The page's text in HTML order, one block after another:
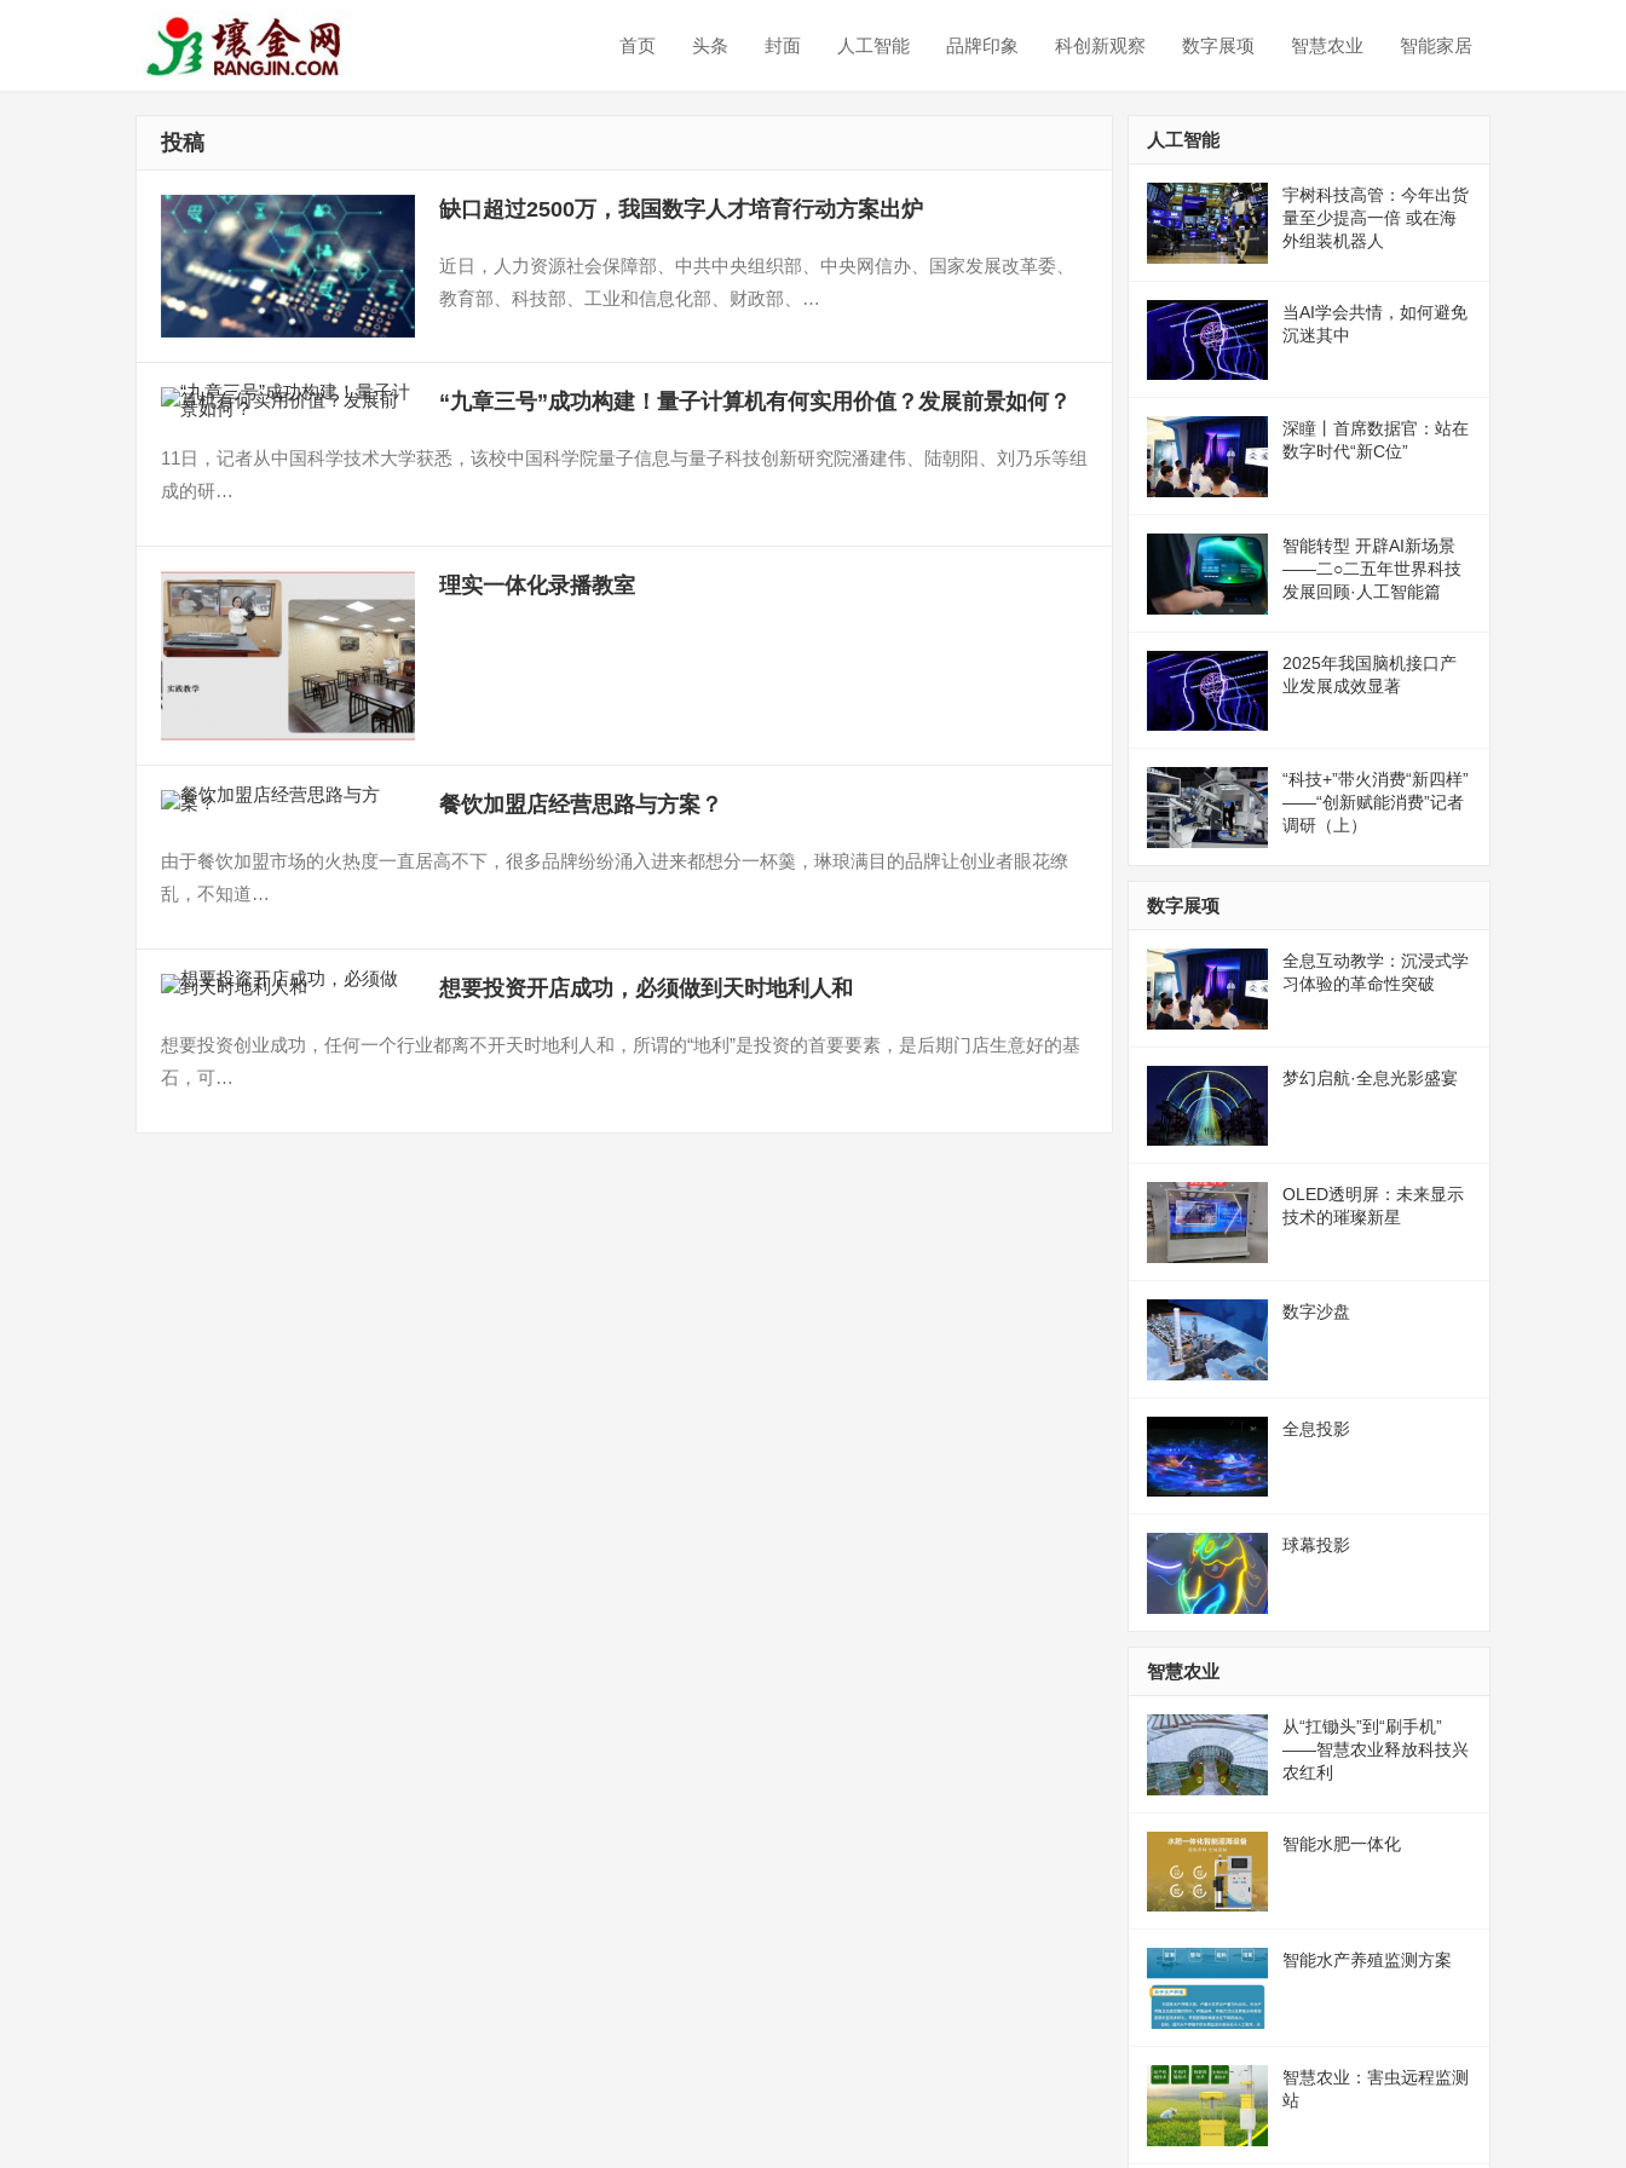
首页 头条 封面 人工智能 品牌印象 科创新观察 数字展项 智慧农业 智能家居
投稿
缺口超过2500万，我国数字人才培育行动方案出炉
近日，人力资源社会保障部、中共中央组织部、中央网信办、国家发展改革委、
教育部、科技部、工业和信息化部、财政部、…
“九章三号”成功构建！量子计算机有何实用价值？发展前景如何？
11日，记者从中国科学技术大学获悉，该校中国科学院量子信息与量子科技创新研究院潘建伟、陆朝阳、刘乃乐等组
成的研…
理实一体化录播教室
餐饮加盟店经营思路与方案？
由于餐饮加盟市场的火热度一直居高不下，很多品牌纷纷涌入进来都想分一杯羹，琳琅满目的品牌让创业者眼花缭
乱，不知道…
想要投资开店成功，必须做到天时地利人和
想要投资创业成功，任何一个行业都离不开天时地利人和，所谓的“地利”是投资的首要要素，是后期门店生意好的基
石，可…
人工智能
宇树科技高管：今年出货
量至少提高一倍 或在海
外组装机器人
当AI学会共情，如何避免
沉迷其中
深瞳丨首席数据官：站在
数字时代“新C位”
智能转型 开辟AI新场景
——二○二五年世界科技
发展回顾·人工智能篇
2025年我国脑机接口产
业发展成效显著
“科技+”带火消费“新四样”
——“创新赋能消费”记者
调研（上）
数字展项
全息互动教学：沉浸式学
习体验的革命性突破
梦幻启航·全息光影盛宴
OLED透明屏：未来显示
技术的璀璨新星
数字沙盘
全息投影
球幕投影
智慧农业
从“扛锄头”到“刷手机”
——智慧农业释放科技兴
农红利
智能水肥一体化
智能水产养殖监测方案
智慧农业：害虫远程监测
站